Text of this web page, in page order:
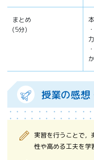
まとめ
(5分)
授業の感想
実習を行うことで，
性や高める工夫を学